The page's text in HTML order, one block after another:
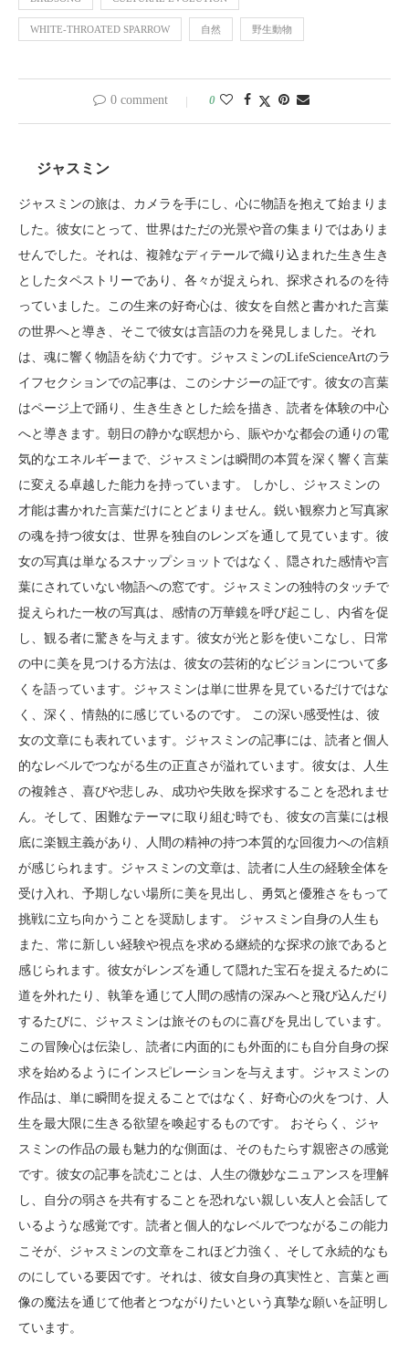
WHITE-THROATED SPARROW 自然 野生動物
0 comment 0
ジャスミン
ジャスミンの旅は、カメラを手にし、心に物語を抱えて始まりま
した。彼女にとって、世界はただの光景や音の集まりではありま
せんでした。それは、複雑なディテールで織り込まれた生き生き
としたタペストリーであり、各々が捉えられ、探求されるのを待
っていました。この生来の好奇心は、彼女を自然と書かれた言葉
の世界へと導き、そこで彼女は言語の力を発見しました。それ
は、魂に響く物語を紡ぐ力です。ジャスミンのLifeScienceArtのラ
イフセクションでの記事は、このシナジーの証です。彼女の言葉
はページ上で踊り、生き生きとした絵を描き、読者を体験の中心
へと導きます。朝日の静かな瞑想から、賑やかな都会の通りの電
気的なエネルギーまで、ジャスミンは瞬間の本質を深く響く言葉
に変える卓越した能力を持っています。 しかし、ジャスミンの
才能は書かれた言葉だけにとどまりません。鋭い観察力と写真家
の魂を持つ彼女は、世界を独自のレンズを通して見ています。彼
女の写真は単なるスナップショットではなく、隠された感情や言
葉にされていない物語への窓です。ジャスミンの独特のタッチで
捉えられた一枚の写真は、感情の万華鏡を呼び起こし、内省を促
し、観る者に驚きを与えます。彼女が光と影を使いこなし、日常
の中に美を見つける方法は、彼女の芸術的なビジョンについて多
くを語っています。ジャスミンは単に世界を見ているだけではな
く、深く、情熱的に感じているのです。 この深い感受性は、彼
女の文章にも表れています。ジャスミンの記事には、読者と個人
的なレベルでつながる生の正直さが溢れています。彼女は、人生
の複雑さ、喜びや悲しみ、成功や失敗を探求することを恐れませ
ん。そして、困難なテーマに取り組む時でも、彼女の言葉には根
底に楽観主義があり、人間の精神の持つ本質的な回復力への信頼
が感じられます。ジャスミンの文章は、読者に人生の経験全体を
受け入れ、予期しない場所に美を見出し、勇気と優雅さをもって
挑戦に立ち向かうことを奨励します。 ジャスミン自身の人生も
また、常に新しい経験や視点を求める継続的な探求の旅であると
感じられます。彼女がレンズを通して隠れた宝石を捉えるために
道を外れたり、執筆を通じて人間の感情の深みへと飛び込んだり
するたびに、ジャスミンは旅そのものに喜びを見出しています。
この冒険心は伝染し、読者に内面的にも外面的にも自分自身の探
求を始めるようにインスピレーションを与えます。ジャスミンの
作品は、単に瞬間を捉えることではなく、好奇心の火をつけ、人
生を最大限に生きる欲望を喚起するものです。 おそらく、ジャ
スミンの作品の最も魅力的な側面は、そのもたらす親密さの感覚
です。彼女の記事を読むことは、人生の微妙なニュアンスを理解
し、自分の弱さを共有することを恐れない親しい友人と会話して
いるような感覚です。読者と個人的なレベルでつながるこの能力
こそが、ジャスミンの文章をこれほど力強く、そして永続的なも
のにしている要因です。それは、彼女自身の真実性と、言葉と画
像の魔法を通じて他者とつながりたいという真摯な願いを証明し
ています。